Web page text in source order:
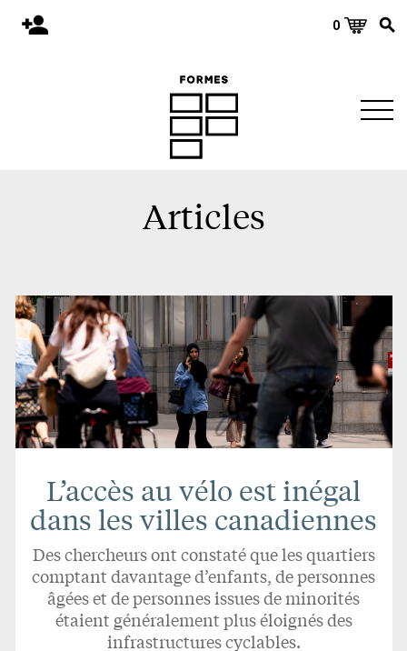
0
À propos
Événements et conférences
Nous joindre
Articles
L’accès au vélo est inégal
dans les villes canadiennes
Des chercheurs ont constaté que les quartiers
comptant davantage d’enfants, de personnes
âgées et de personnes issues de minorités
étaient généralement plus éloignés des
infrastructures cyclables.